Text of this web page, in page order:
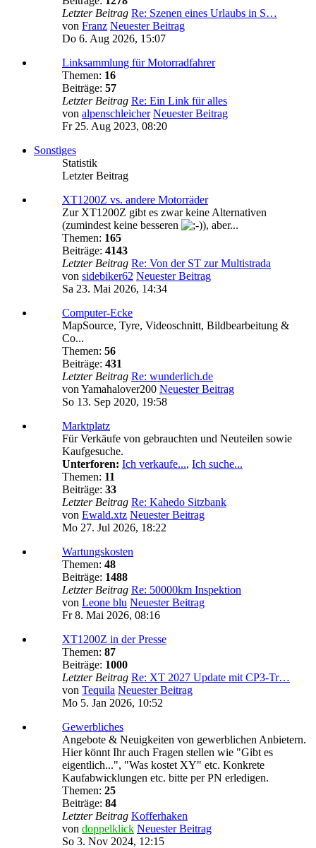
Letzter Beitrag Re: Szenen eines Urlaubs in S…
von Franz Neuester Beitrag
Do 6. Aug 2026, 15:07
Linksammlung für Motorradfahrer
Themen: 16
Beiträge: 57
Letzter Beitrag Re: Ein Link für alles
von alpenschleicher Neuester Beitrag
Fr 25. Aug 2023, 08:20
Sonstiges
Statistik
Letzter Beitrag
XT1200Z vs. andere Motorräder
Zur XT1200Z gibt es zwar keine Alternativen
(zumindest keine besseren
), aber...
Themen: 165
Beiträge: 4143
Letzter Beitrag Re: Von der ST zur Multistrada
von sidebiker62 Neuester Beitrag
Sa 23. Mai 2026, 14:34
Computer-Ecke
MapSource, Tyre, Videoschnitt, Bildbearbeitung &
Co...
Themen: 56
Beiträge: 431
Letzter Beitrag Re: wunderlich.de
von Yamahalover200 Neuester Beitrag
So 13. Sep 2020, 19:58
Marktplatz
Für Verkäufe von gebrauchten und Neuteilen sowie
Kaufgesuche.
Unterforen: Ich verkaufe..., Ich suche...
Themen: 11
Beiträge: 33
Letzter Beitrag Re: Kahedo Sitzbank
von Ewald.xtz Neuester Beitrag
Mo 27. Jul 2026, 18:22
Wartungskosten
Themen: 48
Beiträge: 1488
Letzter Beitrag Re: 50000km Inspektion
von Leone blu Neuester Beitrag
Fr 8. Mai 2026, 08:16
XT1200Z in der Presse
Themen: 87
Beiträge: 1000
Letzter Beitrag Re: XT 2027 Update mit CP3-Tr…
von Tequila Neuester Beitrag
Mo 5. Jan 2026, 10:52
Gewerbliches
Angebote & Neuigkeiten von gewerblichen Anbietern.
Hier könnt Ihr auch Fragen stellen wie "Gibt es
eigentlich...", "Was kostet XY" etc. Konkrete
Kaufabwicklungen etc. bitte per PN erledigen.
Themen: 25
Beiträge: 84
Letzter Beitrag Kofferhaken
von doppelklick Neuester Beitrag
So 3. Nov 2024, 12:15